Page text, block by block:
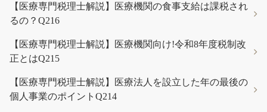
【医療専門税理士解説】医療機関の食事支給は課税され
るの？Q216
【医療専門税理士解説】医療機関向け!令和8年度税制改
正とはQ215
【医療専門税理士解説】医療法人を設立した年の最後の
個人事業のポイントQ214